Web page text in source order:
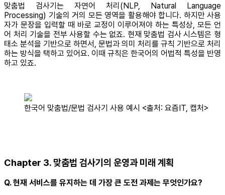
맞춤법 검사기는 자연어 처리(NLP, Natural Language
Processing) 기술의 거의 모든 영역을 활용해야 합니다. 하지만 사용
자가 문장을 입력할 때 바로 교정이 이루어져야 하는 특성상, 모든 언
어 처리 기술을 전부 사용할 수는 없죠. 현재 맞춤법 검사 시스템은 형
태소 분석을 기반으로 하면서, 문법과 의미 처리를 규칙 기반으로 처리
하는 방식을 택하고 있어요. 이때 규칙은 한국어의 어법적 특성을 반영
하고 있죠.
한국어 맞춤법/문법 검사기 사용 예시 <출처: 요즘IT, 캡처>
Chapter 3. 맞춤법 검사기의 운영과 미래 계획
Q. 현재 서비스를 유지하는 데 가장 큰 도전 과제는 무엇인가요?